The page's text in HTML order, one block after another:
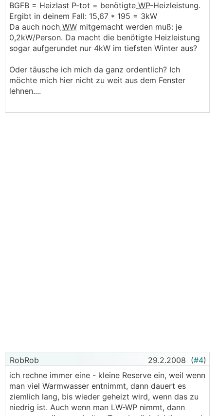
BGFB = Heizlast P-tot = benötigte WP-Heizleistung.
Ergibt in deinem Fall: 15,67 * 195 = 3kW
Da auch noch WW mitgemacht werden muß: je
0,2kW/Person. Da macht die benötigte Heizleistung
sogar aufgerundet nur 4kW im tiefsten Winter aus?
Oder täusche ich mich da ganz ordentlich? Ich
möchte mich hier nicht zu weit aus dem Fenster
lehnen....
RobRob 29.2.2008 (#4)
ich rechne immer eine - kleine Reserve ein, weil wenn
man viel Warmwasser entnimmt, dann dauert es
ziemlich lang, bis wieder geheizt wird, wenn das zu
niedrig ist. Auch wenn man LW-WP nimmt, dann